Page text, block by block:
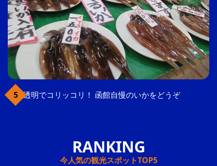
透明でコリッコリ！ 函館自慢のいかをどうぞ
今人気の観光スポットTOP5